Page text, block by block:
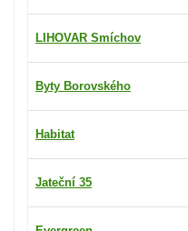
LIHOVAR Smíchov
Byty Borovského
Habitat
Jateční 35